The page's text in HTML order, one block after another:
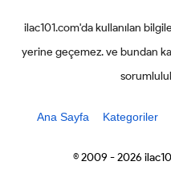
ilac101.com'da kullanılan
yerine geçemez. ve bundan
Ana Sayfa Kategoriler
© 2009 - 2026